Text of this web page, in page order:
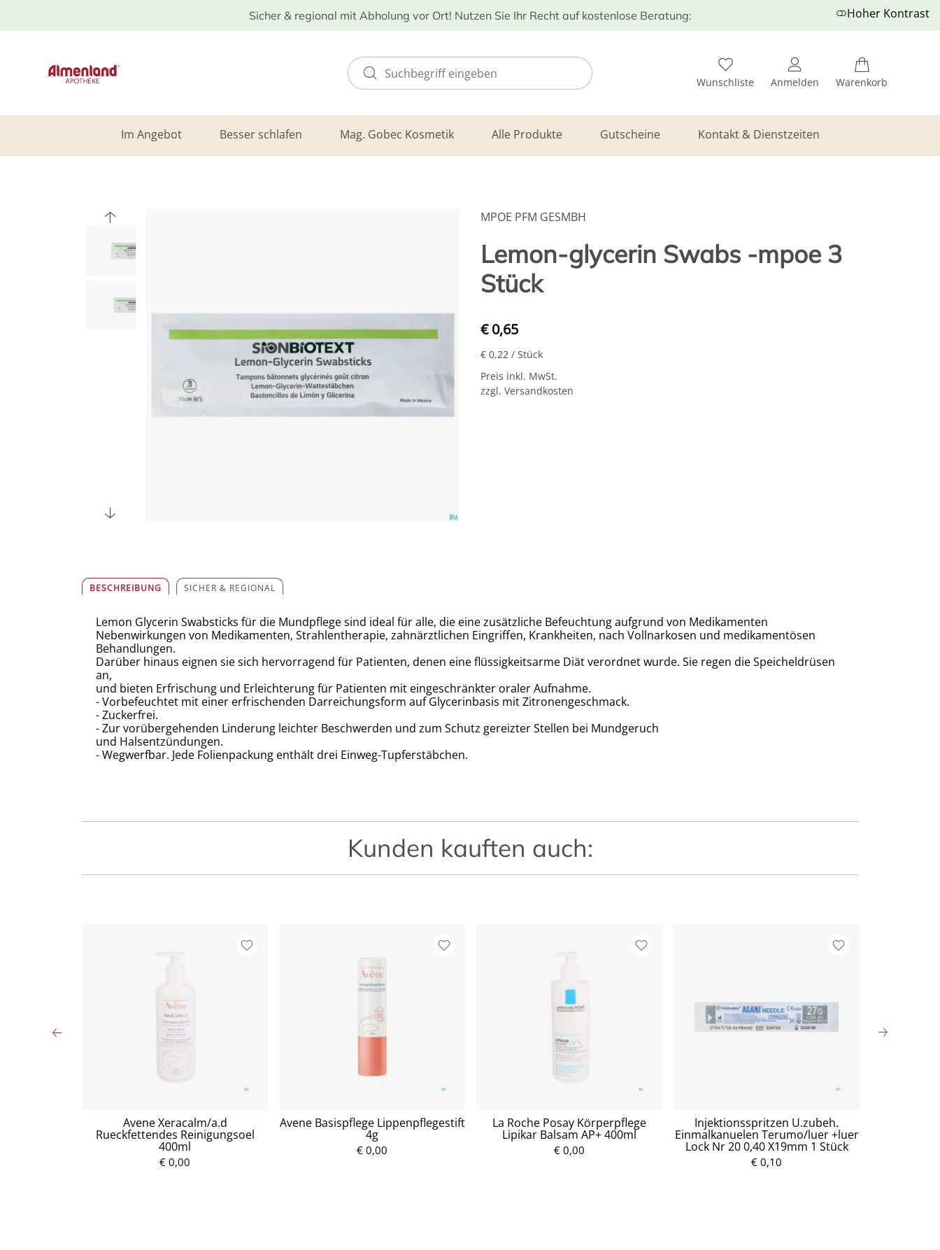
Sicher & regional mit Abholung vor Ort! Nutzen Sie Ihr Recht auf kostenlose Beratung: Hoher Kontrast
Wunschliste Anmelden Warenkorb
Im Angebot Besser schlafen Mag. Gobec Kosmetik Alle Produkte Gutscheine Kontakt & Dienstzeiten
MPOE PFM GESMBH
Lemon-glycerin Swabs -mpoe 3
Stück
€ 0,65
€ 0,22 / Stück
Preis inkl. MwSt.
zzgl. Versandkosten
BESCHREIBUNG SICHER & REGIONAL
Lemon Glycerin Swabsticks für die Mundpflege sind ideal für alle, die eine zusätzliche Befeuchtung aufgrund von Medikamenten
Nebenwirkungen von Medikamenten, Strahlentherapie, zahnärztlichen Eingriffen, Krankheiten, nach Vollnarkosen und medikamentösen
Behandlungen.
Darüber hinaus eignen sie sich hervorragend für Patienten, denen eine flüssigkeitsarme Diät verordnet wurde. Sie regen die Speicheldrüsen
an,
und bieten Erfrischung und Erleichterung für Patienten mit eingeschränkter oraler Aufnahme.
- Vorbefeuchtet mit einer erfrischenden Darreichungsform auf Glycerinbasis mit Zitronengeschmack.
- Zuckerfrei.
- Zur vorübergehenden Linderung leichter Beschwerden und zum Schutz gereizter Stellen bei Mundgeruch
und Halsentzündungen.
- Wegwerfbar. Jede Folienpackung enthält drei Einweg-Tupferstäbchen.
Kunden kauften auch:
Avene Xeracalm/a.d
Rueckfettendes Reinigungsoel
400ml
€ 0,00
Avene Basispflege Lippenpflegestift
4g
€ 0,00
La Roche Posay Körperpflege
Lipikar Balsam AP+ 400ml
€ 0,00
Injektionsspritzen U.zubeh.
Einmalkanuelen Terumo/luer +luer
Lock Nr 20 0,40 X19mm 1 Stück
€ 0,10
P
r
P
P
r